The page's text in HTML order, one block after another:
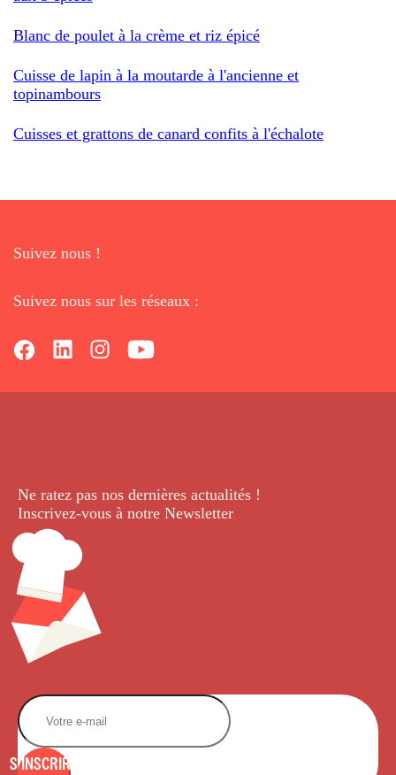
Blanc de poulet à la crème et riz épicé
Cuisse de lapin à la moutarde à l'ancienne et
topinambours
Cuisses et grattons de canard confits à l'échalote
Suivez nous !
Suivez nous sur les réseaux :
Ne ratez pas nos dernières actualités !
Inscrivez-vous à notre Newsletter.
S'INSCRIRE